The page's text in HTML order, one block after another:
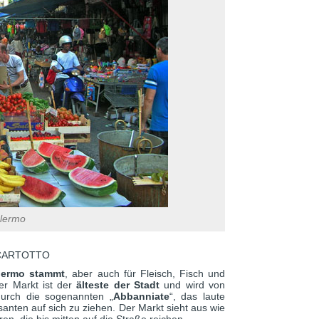
stammt , aber auch für Fleisch, Fisch und
Markt ist der älteste der Stadt und wird von
die sogenannten „ Abbanniate“, das laute
auf sich zu ziehen. Der Markt sieht aus wie